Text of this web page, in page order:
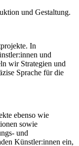
und Gestaltung.
In
und
wir Strategien und
Sprache für die
ebenso wie
sowie
und
Künstler:innen ein,